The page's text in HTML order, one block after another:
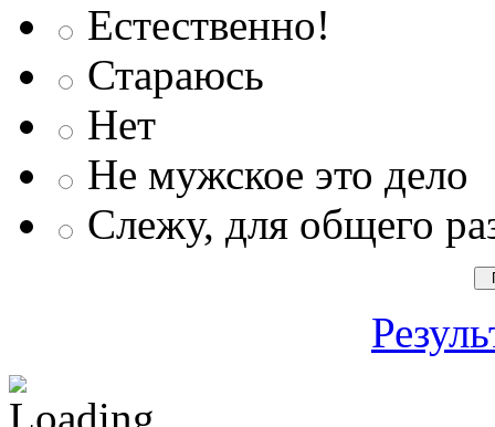
Естественно!
Стараюсь
Нет
Не мужское это дело
Слежу, для общего